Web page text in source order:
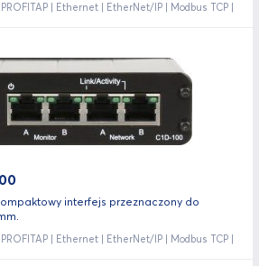
| Ethernet | EtherNet/IP | Modbus TCP |
interfejs przeznaczony do
| Ethernet | EtherNet/IP | Modbus TCP |